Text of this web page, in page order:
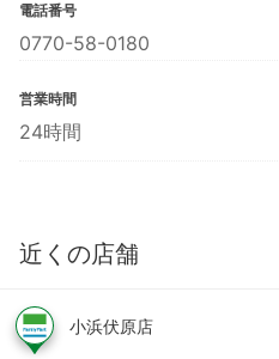
電話番号
0770-58-0180
営業時間
24時間
近くの店舗
小浜伏原店